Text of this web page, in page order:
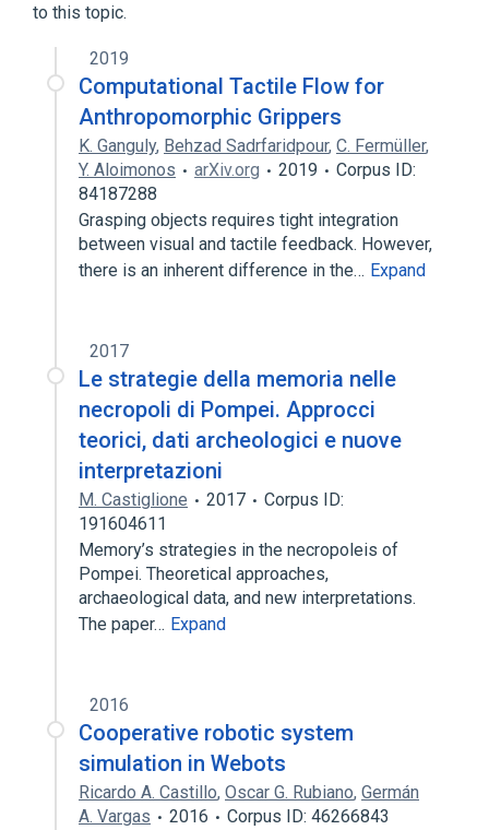
to this topic.
2019
Computational Tactile Flow for
Anthropomorphic Grippers
K. Ganguly, Behzad Sadrfaridpour, C. Fermüller,
Y. Aloimonos
arXiv.org 2019
Corpus ID:
84187288
Grasping objects requires tight integration
between visual and tactile feedback. However,
there is an inherent difference in the… Expand
2017
Le strategie della memoria nelle
necropoli di Pompei. Approcci
teorici, dati archeologici e nuove
interpretazioni
M. Castiglione 2017
Corpus ID:
191604611
Memory’s strategies in the necropoleis of
Pompei. Theoretical approaches,
archaeological data, and new interpretations.
The paper… Expand
2016
Cooperative robotic system
simulation in Webots
Ricardo A. Castillo, Oscar G. Rubiano, Germán
A. Vargas
2016
Corpus ID: 46266843